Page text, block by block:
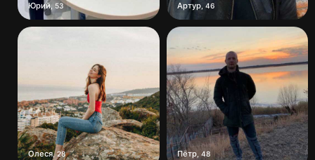
Юрий, 53 Артур, 46
Олеся, 28 Пётр, 48